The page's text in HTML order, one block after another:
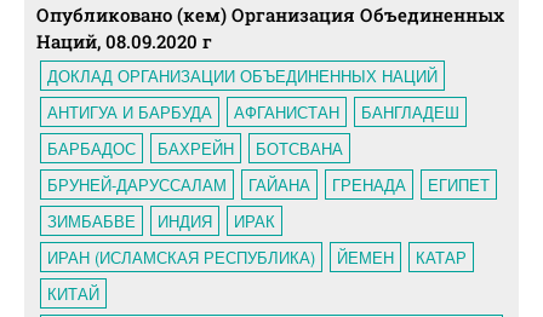
Опубликовано (кем) Организация Объединенных
Наций, 08.09.2020 г
ДОКЛАД ОРГАНИЗАЦИИ ОБЪЕДИНЕННЫХ НАЦИЙ
АНТИГУА И БАРБУДА
АФГАНИСТАН
БАНГЛАДЕШ
БАРБАДОС
БАХРЕЙН
БОТСВАНА
БРУНЕЙ-ДАРУССАЛАМ
ГАЙАНА ГРЕНАДА
ЕГИПЕТ
ЗИМБАБВЕ
ИНДИЯ
ИРАК
ИРАН (ИСЛАМСКАЯ РЕСПУБЛИКА)
ЙЕМЕН
КАТАР
КИТАЙ